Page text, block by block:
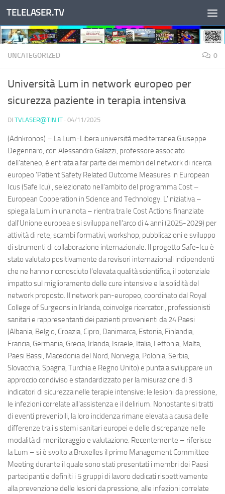
Salta al contenuto
TELELASER.TV
UNCATEGORIZED 0
Università Lum in network europeo per
sicurezza paziente in terapia intensiva
DI TVLASER@TIN.IT · 04/11/2025
(Adnkronos) – La Lum-Libera università mediterranea Giuseppe
Degennaro, con Alessandro Galazzi, professore associato
dell'ateneo, è entrata a far parte dei membri del network di ricerca
europeo 'Patient Safety Related Outcome Measures in European
Icus (Safe Icu)', selezionato nell’ambito del programma Cost –
European Cooperation in Science and Technology. L'iniziativa –
spiega la Lum in una nota – rientra tra le Cost Actions finanziate
dall'Unione europea e si sviluppa nell'arco di 4 anni (2025-2029) per
attività di rete, scambi formativi, workshop, pubblicazioni e sviluppo
di strumenti di collaborazione internazionale. Il progetto Safe-Icu è
stato valutato positivamente da revisori internazionali indipendenti
che ne hanno riconosciuto l'elevata qualità scientifica, il potenziale
impatto sul miglioramento delle cure intensive e la solidità del
network proposto. Il network pan-europeo, coordinato dal Royal
College of Surgeons in Irlanda, coinvolge ricercatori, professionisti
sanitari e rappresentanti dei pazienti provenienti da 24 Paesi
(Albania, Belgio, Croazia, Cipro, Danimarca, Estonia, Finlandia,
Francia, Germania, Grecia, Irlanda, Israele, Italia, Lettonia, Malta,
Paesi Bassi, Macedonia del Nord, Norvegia, Polonia, Serbia,
Slovacchia, Spagna, Turchia e Regno Unito) e punta a sviluppare un
approccio condiviso e standardizzato per la misurazione di 3
indicatori di sicurezza nelle terapie intensive: le lesioni da pressione,
le infezioni correlate all'assistenza e il delirium. Nonostante si tratti
di eventi prevenibili, la loro incidenza rimane elevata a causa delle
differenze tra i sistemi sanitari europei e delle discrepanze nelle
modalità di monitoraggio e valutazione. Recentemente – riferisce
la Lum – si è svolto a Bruxelles il primo Management Committee
Meeting durante il quale sono stati presentati i membri dei Paesi
partecipanti e definiti i 5 gruppi di lavoro dedicati rispettivamente
alla prevenzione delle lesioni da pressione, alle infezioni correlate